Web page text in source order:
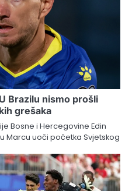
Brazilu nismo prošli
grešaka
Bosne i Hercegovine Edin
Marcu uoči početka Svjetskog